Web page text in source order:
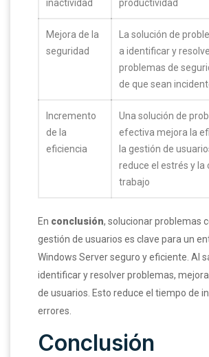
inactividad productividad
Mejora de la
seguridad
La solución de
a identificar y
problemas de
de que sean
Incremento
de la
eficiencia
Una solución de
efectiva mejora la
la gestión de
reduce el estrés y la
trabajo
En conclusión, solucionar problemas
gestión de usuarios es clave para un
Windows Server seguro y eficiente. Al
identificar y resolver problemas,
de usuarios. Esto reduce el tiempo de
errores.
Conclusión